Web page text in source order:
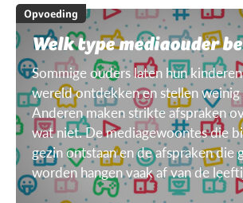
Opvoeding
Welk type mediaouder
Sommige ouders laten hun
wereld ontdekken en stellen weinig
Anderen maken strikte afspraken
wat niet. De mediagewoontes die
gezin ontstaan en de afspraken die
worden hangen vaak af van de
kinderen, van het doel, het toestel,